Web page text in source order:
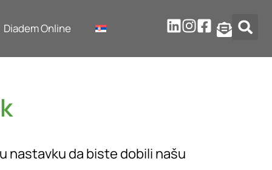
Diadem Online
nastavku da biste dobili našu